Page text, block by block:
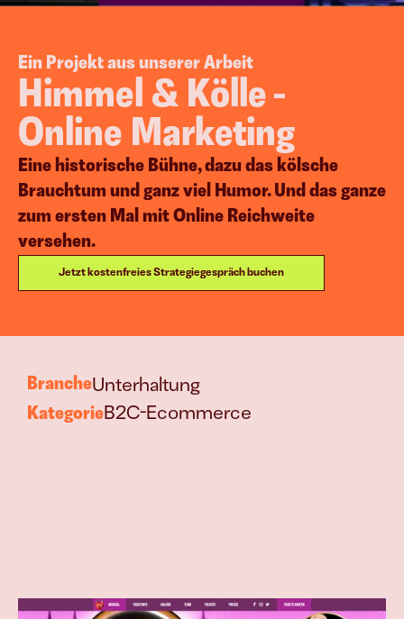
Corporate Blogging
Systemen treiben wir Euer
Vielfach bewährt & erfolgreich implementiert.
B2B-Leads & Kunden
E-Commerce
Mehr Produkt
Ein Projekt aus unserer Arbeit
Himmel & Kölle -
Online Marketing
Eine historische Bühne, dazu das kölsche
Brauchtum und ganz viel Humor. Und das ganze
zum ersten Mal mit Online Reichweite
versehen.
Jetzt kostenfreies Strategiegespräch buchen
BrancheUnterhaltung
KategorieB2C-Ecommerce